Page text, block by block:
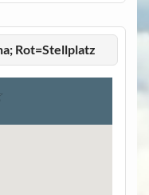
Rot=Stellplatz